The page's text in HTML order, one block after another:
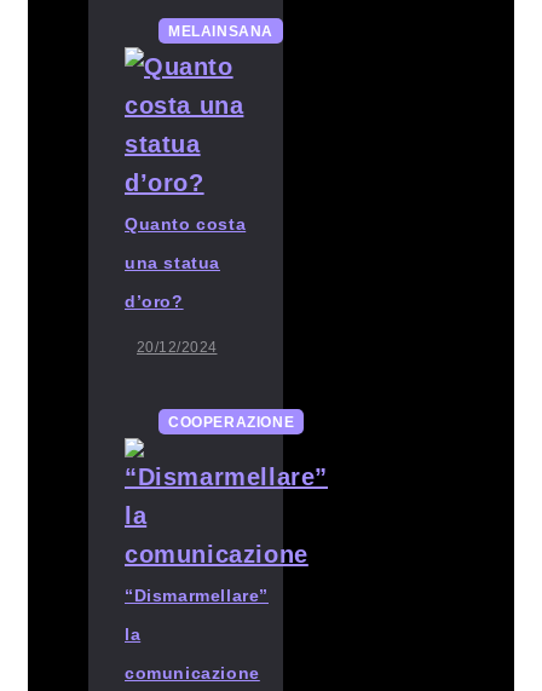
MELAINSANA
Quanto costa
una statua
d’oro?
20/12/2024
COOPERAZIONE
“Dismarmellare”
la
comunicazione